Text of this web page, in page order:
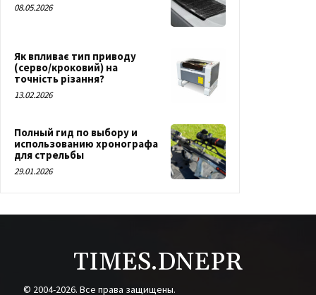
08.05.2026
Як впливає тип приводу
(серво/кроковий) на
точність різання?
13.02.2026
Полный гид по выбору и
использованию хронографа
для стрельбы
29.01.2026
TIMES.DNEPR
© 2004-2026. Все права защищены.